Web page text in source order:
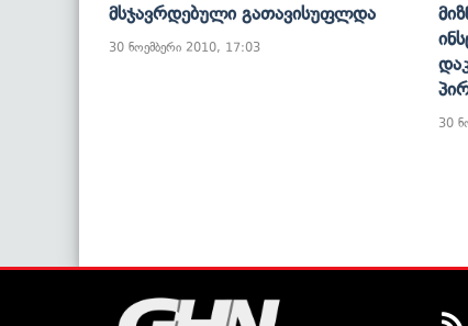
Მსჯავრდებული Გათავისუფლდა
30 ნოემბერი 2010, 17:03
30